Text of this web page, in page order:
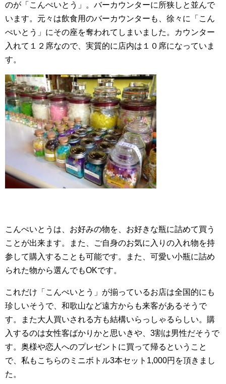
のが「こんぺいとう」。バーカウンターに所狭しと並んで
います。元々は飲食用のバーカウンターも、徐々に「こん
ぺいとう」にその座を奪われてしまいました。カウンター
入れて１２席なので、実質的に店内は１０席になっていま
す。
こんぺいとうは、お好みの物を、お好きな瓶に詰めて買う
ことが出来ます。また、ご自身のお気に入りの入れ物を持
参して購入することも可能です。また、可愛い小瓶に詰め
られた物から選んでもOKです。
これだけ「こんぺいとう」が揃っているお店は全国的にも
珍しいそうで、和歌山など遠方からも来客があるそうで
す。また大人買いされる方も結構いらっしゃるらしい。購
入するのは女性客ばかりかと思いきや、3割は男性だそうで
す。奥様や恋人へのプレゼントに買って帰るということ
で、私もこちらのミニボトル3本セット1,000円を頂きまし
た。